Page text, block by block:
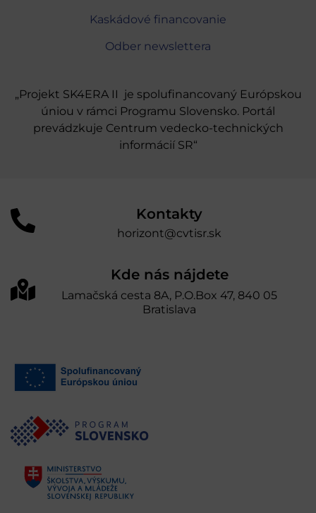
Kaskádové financovanie
Odber newslettera
„Projekt SK4ERA II je spolufinancovaný Európskou
úniou v rámci Programu Slovensko. Portál
prevádzkuje Centrum vedecko-technických
informácií SR“
Kontakty
horizont@cvtisr.sk
Kde nás nájdete
Lamačská cesta 8A, P.O.Box 47, 840 05
Bratislava